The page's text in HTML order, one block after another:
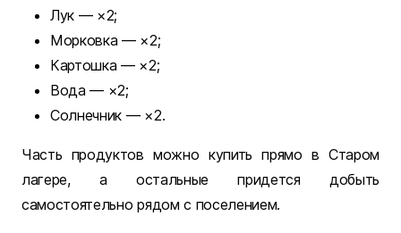
Лук — ×2;
Морковка — ×2;
Картошка — ×2;
Вода — ×2;
Солнечник — ×2.
Часть продуктов можно купить прямо в Старом
лагере, а остальные придется добыть
самостоятельно рядом с поселением.